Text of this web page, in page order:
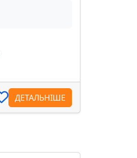
ДЕТАЛЬНІШЕ